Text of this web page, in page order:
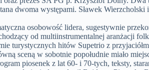
dwoma występami. Sławek
osobowość lidera, sugestywnie
od multiinstrumentalnej aranżacji
turystycznych hitów Supetrio z
sceną w sobotnie popołudnie miało
piosenek z lat 60- i 70-tych, teksty,